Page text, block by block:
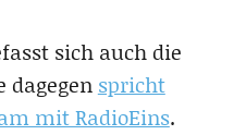
sich auch die
dagegen spricht
mit RadioEins.